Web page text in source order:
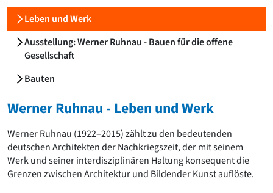
Jugendstil
Historismus
Klassizismus
Barock
Renaissance
Gotik
Vorromanik
Römische Antike
Über uns
Über baukunst-nrw
Fachbeirat
Freunde & Förderer
Leben und Werk
Ausstellung: Werner Ruhnau - Bauen für die offene
Gesellschaft
Bauten
Werner Ruhnau - Leben und Werk
Werner Ruhnau (1922–2015) zählt zu den bedeutenden
deutschen Architekten der Nachkriegszeit, der mit seinem
Werk und seiner interdisziplinären Haltung konsequent die
Grenzen zwischen Architektur und Bildender Kunst auflöste.